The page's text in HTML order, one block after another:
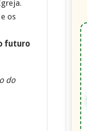
e os
futuro
do